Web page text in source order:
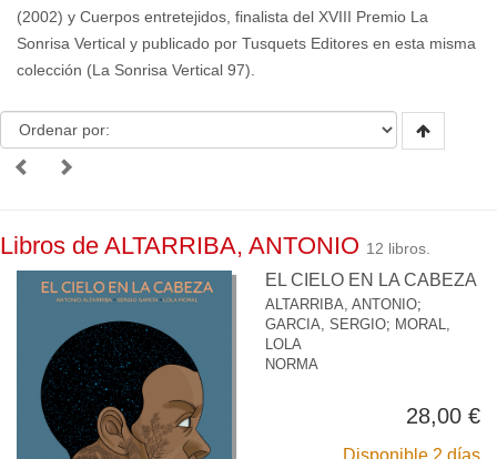
(2002) y Cuerpos entretejidos, finalista del XVIII Premio La
Sonrisa Vertical y publicado por Tusquets Editores en esta misma
colección (La Sonrisa Vertical 97).
Libros de ALTARRIBA, ANTONIO 12 libros.
EL CIELO EN LA CABEZA
ALTARRIBA, ANTONIO;
GARCIA, SERGIO; MORAL,
LOLA
NORMA
28,00 €
Disponible 2 días